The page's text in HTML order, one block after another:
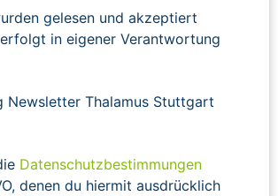
gelesen und akzeptiert
in eigener Verantwortung
Newsletter Thalamus Stuttgart
Datenschutzbestimmungen
denen du hiermit ausdrücklich